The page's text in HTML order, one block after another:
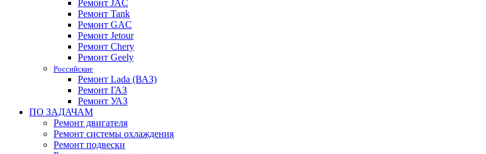
Ремонт JAC
Ремонт Tank
Ремонт GAC
Ремонт Jetour
Ремонт Chery
Ремонт Geely
Российские
Ремонт Lada (ВАЗ)
Ремонт ГАЗ
Ремонт УАЗ
ПО ЗАДАЧАМ
Ремонт двигателя
Ремонт системы охлаждения
Ремонт подвески